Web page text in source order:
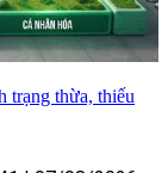
trạng thừa, thiếu